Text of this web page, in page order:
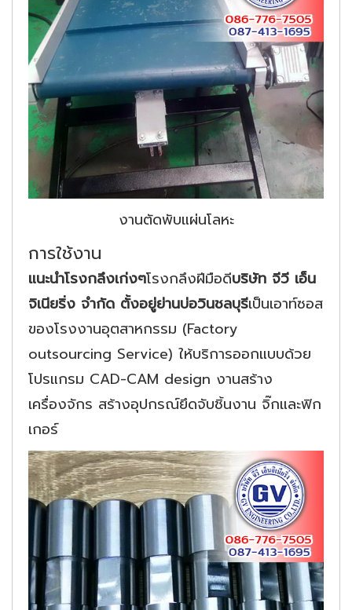
งานตัดพับแผ่นโลหะ
การใช้งาน
แนะนำโรงกลึงเก่งๆโรงกลึงฝีมือดีบริษัท จีวี เอ็น
จิเนียริ่ง จำกัด ตั้งอยู่ย่านบ่อวินชลบุรีเป็นเอาท์ซอส
ของโรงงานอุตสาหกรรม (Factory
outsourcing Service) ให้บริการออกแบบด้วย
โปรแกรม CAD-CAM design งานสร้าง
เครื่องจักร สร้างอุปกรณ์ยึดจับชิ้นงาน จิ๊กและฟิก
เกอร์